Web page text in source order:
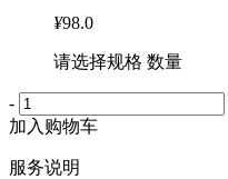
¥98.0
请选择规格 数量
-
加入购物车
服务说明